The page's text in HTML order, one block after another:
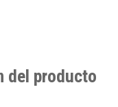
del producto